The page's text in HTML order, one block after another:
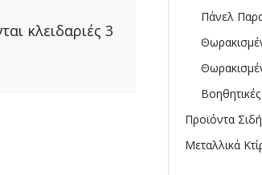
κλειδαριές 3
Πάνελ
Προϊόντα
Μεταλλικά